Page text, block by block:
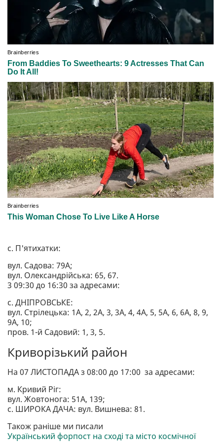
с. П'ятихатки:
вул. Садова: 79А;
вул. Олександрійська: 65, 67.
3 09:30 до 16:30 за адресами:
с. ДНІПРОВСЬКЕ:
вул. Стрілецька: 1А, 2, 2А, 3, 3А, 4, 4А, 5, 5А, 6, 6А, 8, 9,
9А, 10;
пров. 1-й Садовий: 1, 3, 5.
Криворізький район
На 07 ЛИСТОПАДА з 08:00 до 17:00 за адресами:
м. Кривий Ріг:
вул. Жовтонога: 51А, 139;
с. ШИРОКА ДАЧА: вул. Вишнева: 81.
Також раніше ми писали
Український форпост на сході та місто космічної